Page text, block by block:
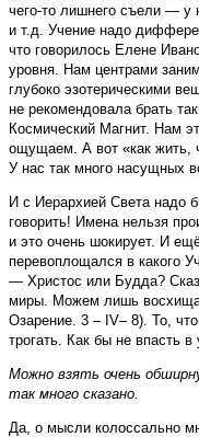
чего-то лишнего съели — у
и т.д. Учение надо
что говорилось Елене
уровня. Нам центрами
глубоко эзотерическими
не рекомендовала брать
Космический Магнит. Нам
ощущаем. А вот «как жить,
У нас так много насущных
И с Иерархией Света надо
говорить! Имена нельзя
и это очень шокирует. И
перевоплощался в какого
— Христос или Будда?
миры. Можем лишь
Озарение. 3 – IV– 8). То,
трогать. Как бы не впасть в
Можно взять очень
так много сказано.
Да, о мысли колоссально